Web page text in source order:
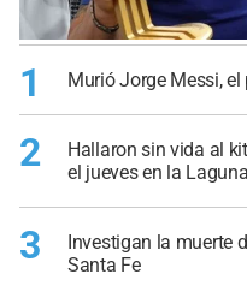
1 Murió Jorge Messi,
2
Hallaron sin vida al
el jueves en la
3
Investigan la muerte
Santa Fe